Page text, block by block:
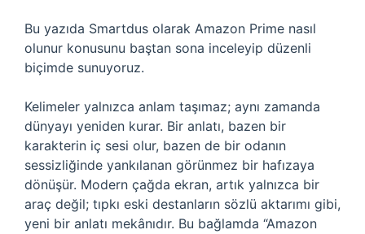
Bu yazıda Smartdus olarak Amazon Prime nasıl
olunur konusunu baştan sona inceleyip düzenli
biçimde sunuyoruz.
Kelimeler yalnızca anlam taşımaz; aynı zamanda
dünyayı yeniden kurar. Bir anlatı, bazen bir
karakterin iç sesi olur, bazen de bir odanın
sessizliğinde yankılanan görünmez bir hafızaya
dönüşür. Modern çağda ekran, artık yalnızca bir
araç değil; tıpkı eski destanların sözlü aktarımı gibi,
yeni bir anlatı mekânıdır. Bu bağlamda “Amazon